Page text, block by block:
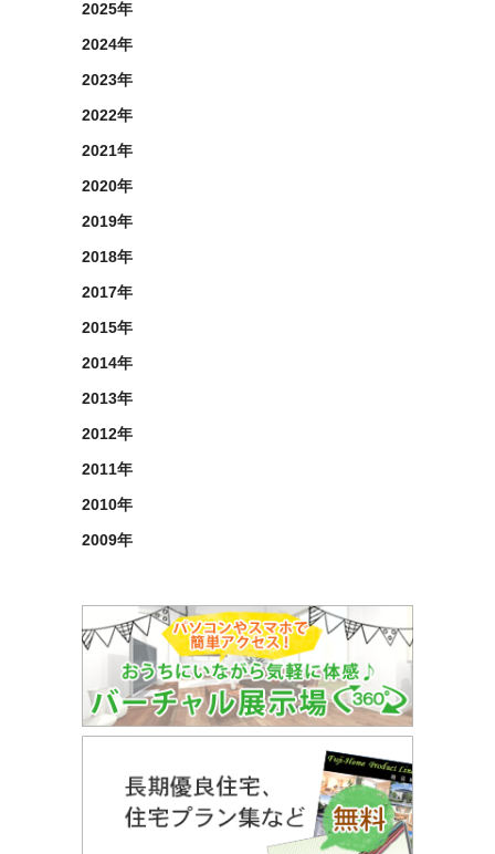
2025年
2024年
2023年
2022年
2021年
2020年
2019年
2018年
2017年
2015年
2014年
2013年
2012年
2011年
2010年
2009年